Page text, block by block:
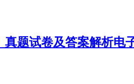
真题试卷及答案解析电